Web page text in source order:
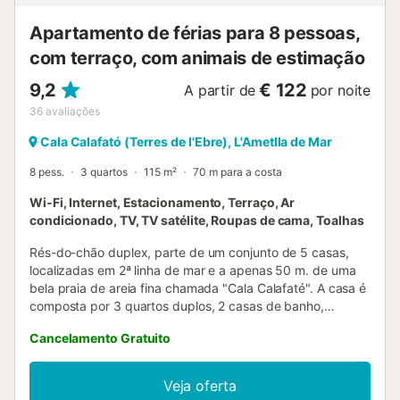
Apartamento de férias para 8 pessoas,
com terraço, com animais de estimação
9,2
36 avaliações
A partir de € 122 por noite
Cala Calafató (Terres de l'Ebre), L'Ametlla de Mar
8 pess. 3 quartos 115 m² 70 m para a costa
Wi-Fi, Internet, Estacionamento, Terraço, Ar
condicionado, TV, TV satélite, Roupas de cama, Toalhas
Rés-do-chão duplex, parte de um conjunto de 5 casas,
localizadas em 2ª linha de mar e a apenas 50 m. de uma
bela praia de areia fina chamada "Cala Calafaté". A casa é
composta por 3 quartos duplos, 2 casas de banho,
sofá-cama e 2 belos terraços. Este alojamento acolhe
famílias e grupos de adultos responsáveis, mas não
permite eventos ou festas de jovens. DESCRIÇÃO DA
ZONA A Costa Dourada é a mais premiada da Catalunha
Cancelamento Gratuito
Veja oferta